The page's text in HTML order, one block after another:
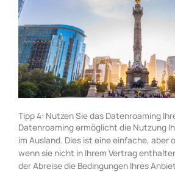
Tipp 4: Nutzen Sie das Datenroaming
Datenroaming ermöglicht die Nutzung
im Ausland. Dies ist eine einfache, aber
wenn sie nicht in Ihrem Vertrag
der Abreise die Bedingungen Ihres